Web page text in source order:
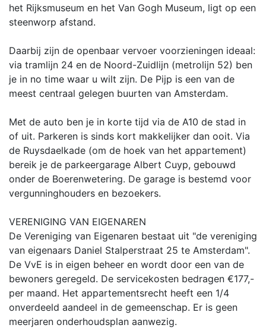
het Rijksmuseum en het Van Gogh Museum, ligt op een
steenworp afstand.
Daarbij zijn de openbaar vervoer voorzieningen ideaal:
via tramlijn 24 en de Noord-Zuidlijn (metrolijn 52) ben
je in no time waar u wilt zijn. De Pijp is een van de
meest centraal gelegen buurten van Amsterdam.
Met de auto ben je in korte tijd via de A10 de stad in
of uit. Parkeren is sinds kort makkelijker dan ooit. Via
de Ruysdaelkade (om de hoek van het appartement)
bereik je de parkeergarage Albert Cuyp, gebouwd
onder de Boerenwetering. De garage is bestemd voor
vergunninghouders en bezoekers.
VERENIGING VAN EIGENAREN
De Vereniging van Eigenaren bestaat uit "de vereniging
van eigenaars Daniel Stalperstraat 25 te Amsterdam".
De VvE is in eigen beheer en wordt door een van de
bewoners geregeld. De servicekosten bedragen €177,-
per maand. Het appartementsrecht heeft een 1/4
onverdeeld aandeel in de gemeenschap. Er is geen
meerjaren onderhoudsplan aanwezig.